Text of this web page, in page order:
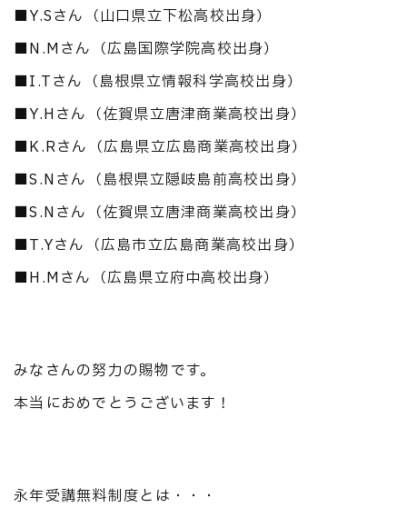
■Y.Sさん（山口県立下松高校出身）
■N.Mさん（広島国際学院高校出身）
■I.Tさん（島根県立情報科学高校出身）
■Y.Hさん（佐賀県立唐津商業高校出身）
■K.Rさん（広島県立広島商業高校出身）
■S.Nさん（島根県立隠岐島前高校出身）
■S.Nさん（佐賀県立唐津商業高校出身）
■T.Yさん（広島市立広島商業高校出身）
■H.Mさん（広島県立府中高校出身）
みなさんの努力の賜物です。
本当におめでとうございます！
永年受講無料制度とは・・・